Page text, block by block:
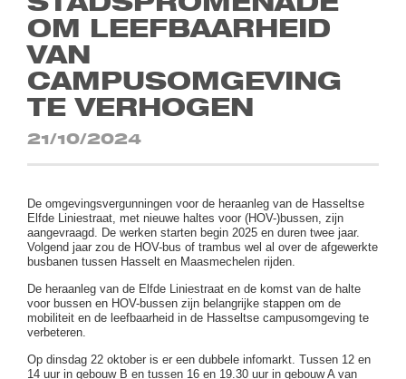
OM LEEFBAARHEID
VAN
CAMPUSOMGEVING
TE VERHOGEN
21/10/2024
De omgevingsvergunningen voor de heraanleg van de Hasseltse
Elfde Liniestraat, met nieuwe haltes voor (HOV-)bussen, zijn
aangevraagd. De werken starten begin 2025 en duren twee jaar.
Volgend jaar zou de HOV-bus of trambus wel al over de afgewerkte
busbanen tussen Hasselt en Maasmechelen rijden.
De heraanleg van de Elfde Liniestraat en de komst van de halte
voor bussen en HOV-bussen zijn belangrijke stappen om de
mobiliteit en de leefbaarheid in de Hasseltse campusomgeving te
verbeteren.
Op dinsdag 22 oktober is er een dubbele infomarkt. Tussen 12 en
14 uur in gebouw B en tussen 16 en 19.30 uur in gebouw A van